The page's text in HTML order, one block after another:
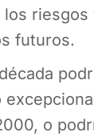
riesgos
futuros.
o